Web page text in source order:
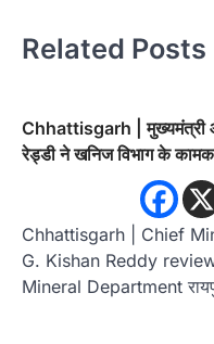
Related Posts
Chhattisgarh | मुख्यमंत्री
रेड्डी ने खनिज विभाग के
Chhattisgarh | Chief
G. Kishan Reddy
Mineral Department